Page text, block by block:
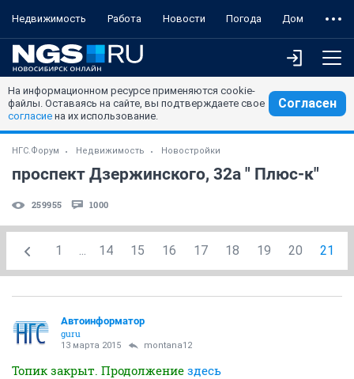
Недвижимость Работа Новости Погода Дом
На информационном ресурсе применяются cookie-
файлы. Оставаясь на сайте, вы подтверждаете свое
согласие на их использование.
Согласен
НГС.Форум Недвижимость Новостройки
проспект Дзержинского, 32а " Плюс-к"
259955 1000
1 ... 14 15 16 17 18 19 20 21
Автоинформатор
guru
13 марта 2015 montana12
Топик закрыт. Продолжение здесь